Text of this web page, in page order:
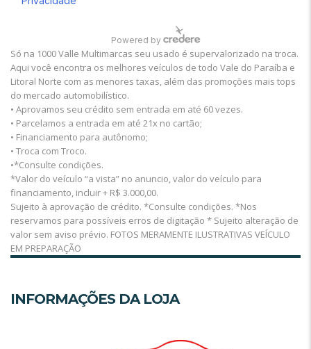
Só na 1000 Valle Multimarcas seu usado é supervalorizado na troca.
Aqui você encontra os melhores veículos de todo Vale do Paraíba e
Litoral Norte com as menores taxas, além das promoções mais tops
do mercado automobilístico.
• Aprovamos seu crédito sem entrada em até 60 vezes.
• Parcelamos a entrada em até 21x no cartão;
• Financiamento para autônomo;
• Troca com Troco.
•*Consulte condições.
*Valor do veículo “a vista” no anuncio, valor do veículo para
financiamento, incluir + R$ 3.000,00.
Sujeito à aprovação de crédito. *Consulte condições. *Nos
reservamos para possíveis erros de digitação * Sujeito alteração de
valor sem aviso prévio. FOTOS MERAMENTE ILUSTRATIVAS VEÍCULO
EM PREPARAÇÃO
INFORMAÇÕES DA LOJA